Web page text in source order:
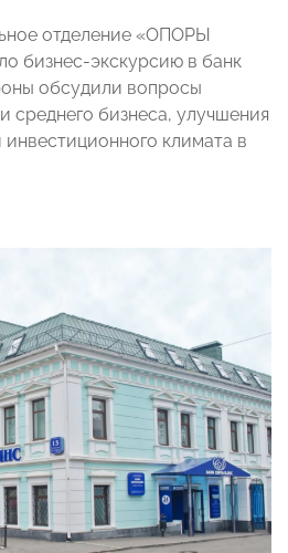
отделение «ОПОРЫ
бизнес-экскурсию в банк
обсудили вопросы
среднего бизнеса, улучшения
климата в